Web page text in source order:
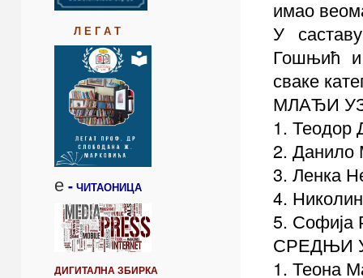
Л Е Г А Т
е- ЧИТАОНИЦА
ДИГИТАЛНА ЗБИРКА
имао
У
Гошњић и
сваке
МЛАЂИ
1. Теодор
2. Данило
3. Ленка
4.
5. Софија
СРЕДЊИ
1. Теона